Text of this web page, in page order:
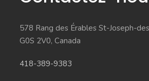
578 Rang des Érables St-Joseph-
G0S 2V0, Canada
418-389-9383